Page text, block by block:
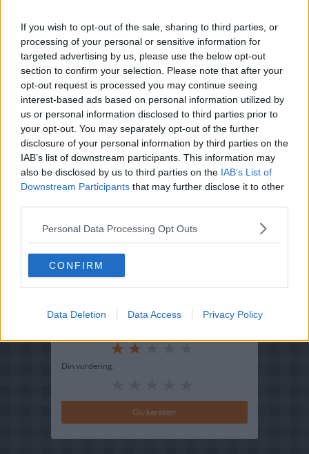
If you wish to opt-out of the sale, sharing to third parties, or
processing of your personal or sensitive information for
targeted advertising by us, please use the below opt-out
section to confirm your selection. Please note that after your
opt-out request is processed you may continue seeing
interest-based ads based on personal information utilized by
us or personal information disclosed to third parties prior to
your opt-out. You may separately opt-out of the further
disclosure of your personal information by third parties on the
IAB’s list of downstream participants. This information may
also be disclosed by us to third parties on the IAB’s List of
Downstream Participants that may further disclose it to other
Personal Data Processing Opt Outs
CONFIRM
Data Deletion Data Access Privacy Policy
Svinekød -
Bedøm retten
Din vurdering: